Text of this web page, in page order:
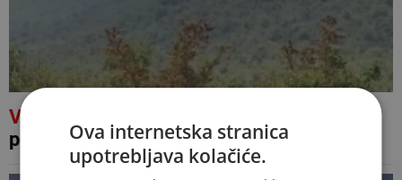
VIDEO
polja
Ova internetska stranica
upotrebljava kolačiće.